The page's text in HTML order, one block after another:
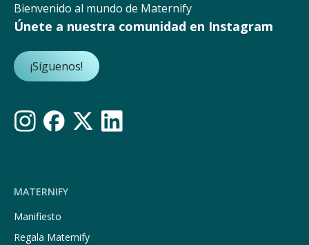
Bienvenido al mundo de Maternify
Únete a nuestra comunidad en Instagram
¡Síguenos!
MATERNIFY
Manifiesto
Regala Maternify